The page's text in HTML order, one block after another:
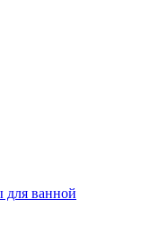
для ванной